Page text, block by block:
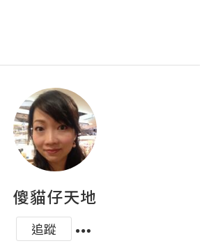
傻貓仔天地
追蹤